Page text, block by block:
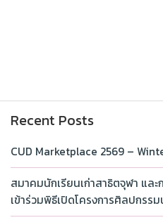
Recent Posts
CUD Marketplace 2569 –
สมาคมนักเรียนเก่าสาธิตจุฬา แล
เข้าร่วมพิธีเปิดโครงการศิลปกรร